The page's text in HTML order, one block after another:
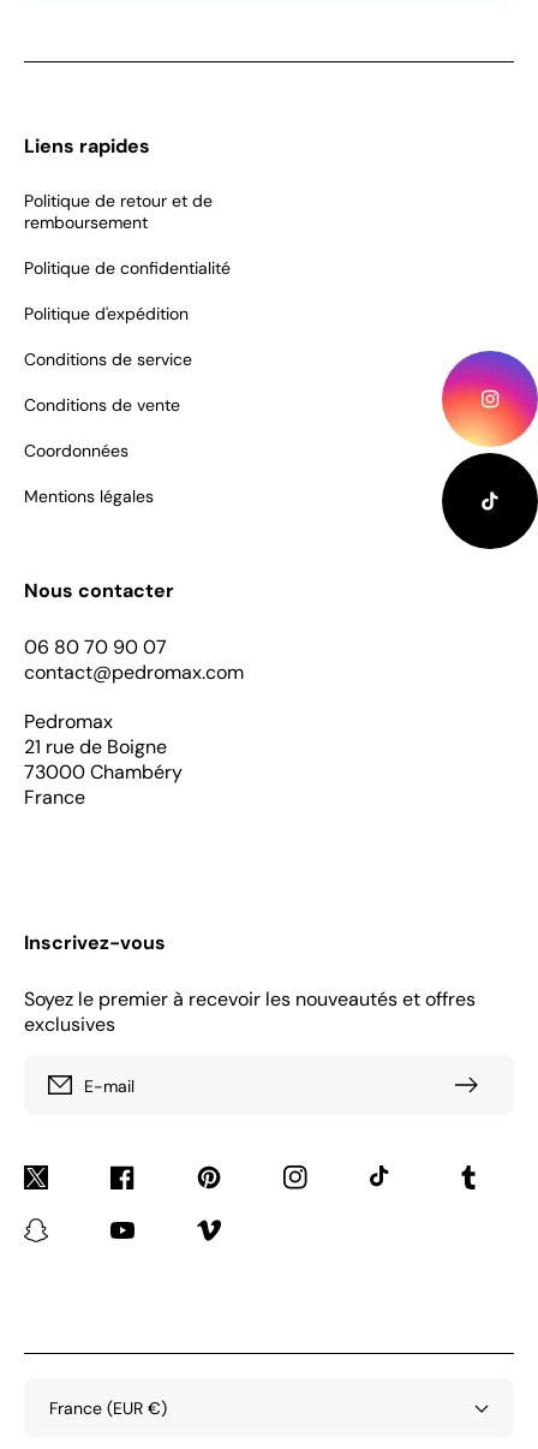
Liens rapides
Politique de retour et de
remboursement
Politique de confidentialité
Politique d'expédition
Conditions de service
Conditions de vente
Coordonnées
Mentions légales
Nous contacter
06 80 70 90 07
contact@pedromax.com
Pedromax
21 rue de Boigne
73000 Chambéry
France
Inscrivez-vous
Soyez le premier à recevoir les nouveautés et offres
exclusives
E-mail
Twitter Facebook Pinterest Instagram TikTok Tumblr
Snapchat YouTube Vimeo
France (EUR €)